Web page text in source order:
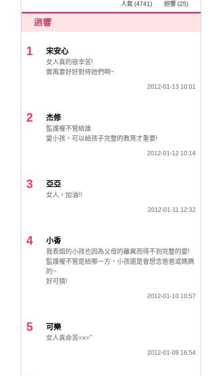
人氣 (4741) 迴響 (25)
1 宋安心
女人真的很辛苦!
實再要好好對待她們啊~
2012-01-13 10:01
2 杰修
監護權不管給誰
愛小孩，可以給孩子完整的教育才重要!
2012-01-12 10:14
3 亞亞
女人，加油!!
2012-01-11 12:32
4 小香
我表姐的小孩也因為父母的離異而得不到完整的愛!
監護權不管是給哪一方，小孩還是會想念爸爸或媽媽
的~
好可憐!
2012-01-10 10:57
5 可樂
女人真命苦=x="
2012-01-09 16:54